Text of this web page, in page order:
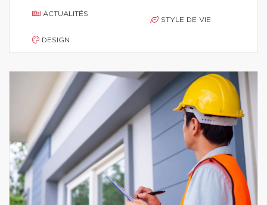
ACTUALITÉS
DESIGN
STYLE DE VIE